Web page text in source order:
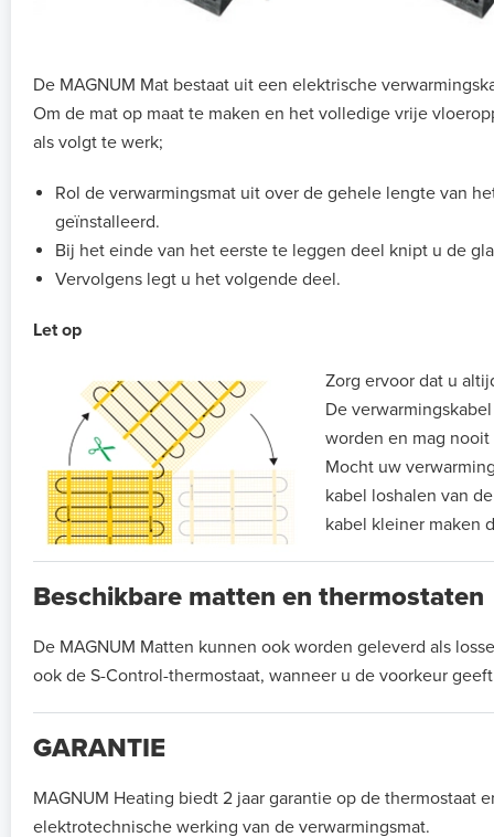
De MAGNUM Mat bestaat uit een elektrische
Om de mat op maat te maken en het volledige vrije
als volgt te werk;
Rol de verwarmingsmat uit over de gehele lengte van
geïnstalleerd.
Bij het einde van het eerste te leggen deel knipt u de
Vervolgens legt u het volgende deel.
Let op
Zorg ervoor dat u
De
worden en mag
Mocht uw
kabel loshalen van
kabel kleiner maken
Beschikbare matten en thermostaten
De MAGNUM Matten kunnen ook worden geleverd als
ook de S-Control-thermostaat, wanneer u de voorkeur
GARANTIE
MAGNUM Heating biedt 2 jaar garantie op de thermostaat
elektrotechnische werking van de verwarmingsmat.